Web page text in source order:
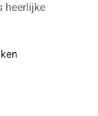
heerlijke